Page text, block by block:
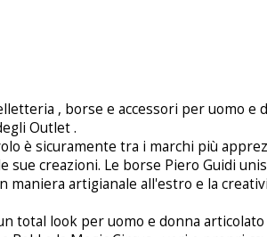
, borse e accessori per uomo e
Outlet .
è sicuramente tra i marchi più
creazioni. Le borse Piero Guidi
maniera artigianale all'estro e la
total look per uomo e donna